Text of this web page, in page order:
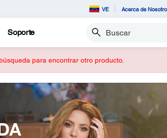
VE Acerca de
Soporte Buscar
para encontrar otro producto.